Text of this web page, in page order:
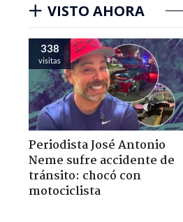
VISTO AHORA
338
visitas
Periodista José Antonio
Neme sufre accidente de
tránsito: chocó con
motociclista